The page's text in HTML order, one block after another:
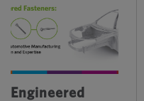
Engineered